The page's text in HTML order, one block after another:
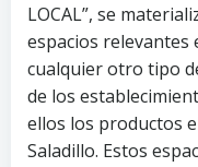
LOCAL”, se
espacios relevantes
cualquier otro tipo
de los
ellos los productos
Saladillo. Estos